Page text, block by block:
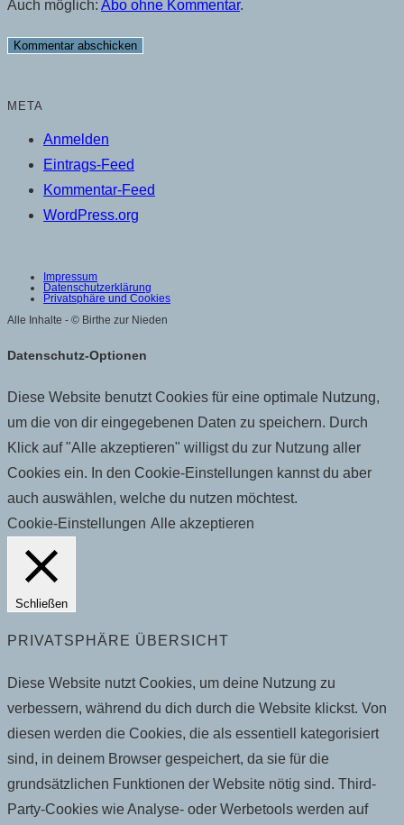
Auch möglich: Abo ohne Kommentar.
META
Anmelden
Eintrags-Feed
Kommentar-Feed
WordPress.org
Impressum
Datenschutzerklärung
Privatsphäre und Cookies
Alle Inhalte - © Birthe zur Nieden
Datenschutz-Optionen
Diese Website benutzt Cookies für eine optimale Nutzung,
um die von dir eingegebenen Daten zu speichern. Durch
Klick auf "Alle akzeptieren" willigst du zur Nutzung aller
Cookies ein. In den Cookie-Einstellungen kannst du aber
auch auswählen, welche du nutzen möchtest.
Cookie-Einstellungen Alle akzeptieren
Schließen
PRIVATSPHÄRE ÜBERSICHT
Diese Website nutzt Cookies, um deine Nutzung zu
verbessern, während du dich durch die Website klickst. Von
diesen werden die Cookies, die als essentiell kategorisiert
sind, in deinem Browser gespeichert, da sie für die
grundsätzlichen Funktionen der Website nötig sind. Third-
Party-Cookies wie Analyse- oder Werbetools werden auf